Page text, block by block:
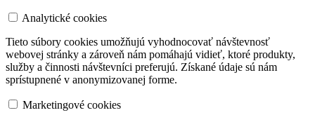
Analytické cookies
Tieto súbory cookies umožňujú vyhodnocovať návštevnosť
webovej stránky a zároveň nám pomáhajú vidieť, ktoré produkty,
služby a činnosti návštevníci preferujú. Získané údaje sú nám
sprístupnené v anonymizovanej forme.
Marketingové cookies